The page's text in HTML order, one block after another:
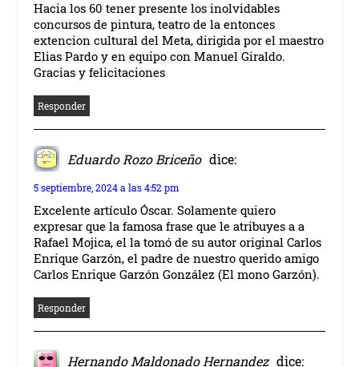
Hacia los 60 tener presente los inolvidables
concursos de pintura, teatro de la entonces
extencion cultural del Meta, dirigida por el maestro
Elias Pardo y en equipo con Manuel Giraldo.
Gracias y felicitaciones
Responder
Eduardo Rozo Briceño dice:
5 septiembre, 2024 a las 4:52 pm
Excelente artículo Óscar. Solamente quiero
expresar que la famosa frase que le atribuyes a a
Rafael Mojica, el la tomó de su autor original Carlos
Enrique Garzón, el padre de nuestro querido amigo
Carlos Enrique Garzón González (El mono Garzón).
Responder
Hernando Maldonado Hernandez dice: